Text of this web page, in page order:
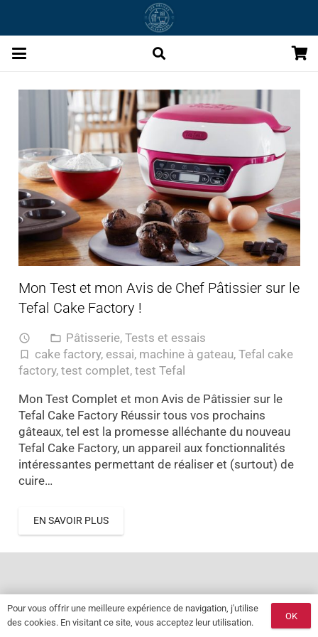
Mon Test et mon Avis de Chef Pâtissier sur le
Tefal Cake Factory !
access_time folder_open Pâtisserie,Tests et essais
turned_in_not cake factory, essai, machine à gateau,Tefal cake
factory, test complet, test Tefal
Mon Test Complet et mon Avis de Pâtissier sur le
Tefal Cake Factory Réussir tous vos prochains
gâteaux, tel est la promesse alléchante du nouveau
Tefal Cake Factory, un appareil aux fonctionnalités
intéressantes permettant de réaliser et (surtout) de
cuire…
EN SAVOIR PLUS
Pour vous offrir une meilleure expérience de navigation, j'utilise
des cookies. En visitant ce site, vous acceptez leur utilisation.
OK